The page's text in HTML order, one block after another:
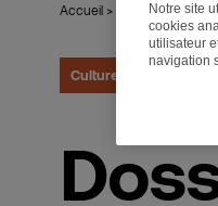
Accueil > Publications>
Culture
Notre site
cookies
utilisateur
navigation